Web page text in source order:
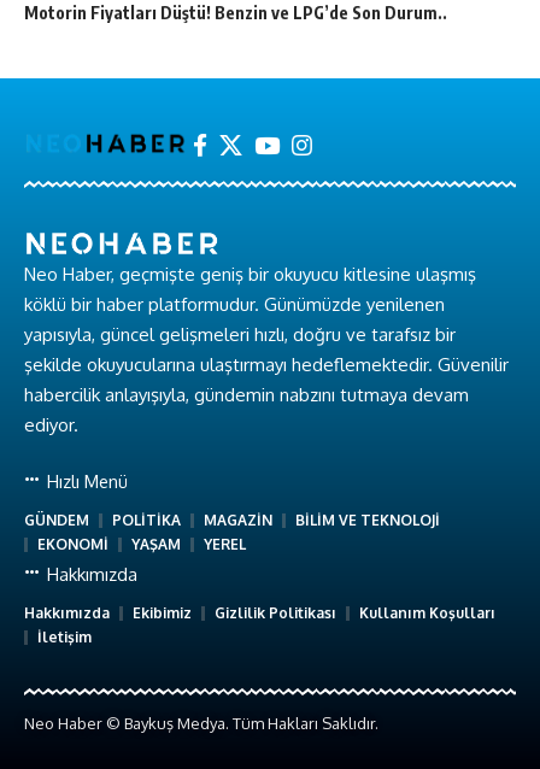
Motorin Fiyatları Düştü! Benzin ve LPG’de Son Durum..
Neo Haber, geçmişte geniş bir okuyucu kitlesine ulaşmış
köklü bir haber platformudur. Günümüzde yenilenen
yapısıyla, güncel gelişmeleri hızlı, doğru ve tarafsız bir
şekilde okuyucularına ulaştırmayı hedeflemektedir. Güvenilir
habercilik anlayışıyla, gündemin nabzını tutmaya devam
ediyor.
Hızlı Menü
GÜNDEM POLİTİKA MAGAZİN
BİLİM VE TEKNOLOJİ
EKONOMİ
YAŞAM YEREL
Hakkımızda
Hakkımızda Ekibimiz Gizlilik Politikası
Kullanım Koşulları
İletişim
Neo Haber © Baykuş Medya. Tüm Hakları Saklıdır.